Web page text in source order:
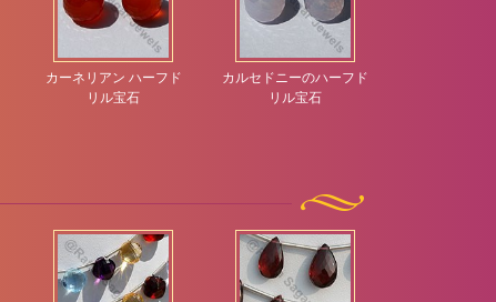
カーネリアン ハーフド
リル宝石
カルセドニーのハーフド
リル宝石